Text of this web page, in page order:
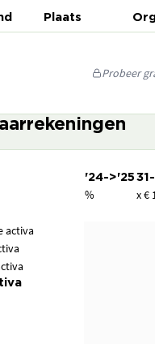
Plaats
Probeer
'24->'25
% x €
activa